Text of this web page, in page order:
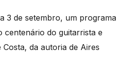
3 de setembro, um programa
centenário do guitarrista e
da autoria de Aires